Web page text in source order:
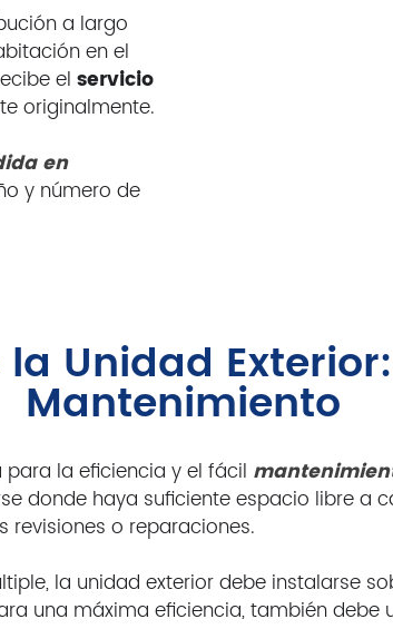
a largo
en el
el servicio
originalmente.
en
y número de
Unidad
Mantenimiento
la eficiencia y el fácil
donde haya suficiente espacio libre a
o reparaciones.
la unidad exterior debe instalarse
una máxima eficiencia, también